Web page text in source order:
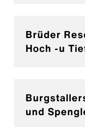
Brüder
Hoch -u
und